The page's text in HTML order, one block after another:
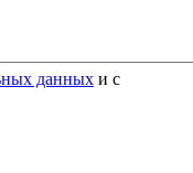
данных и с